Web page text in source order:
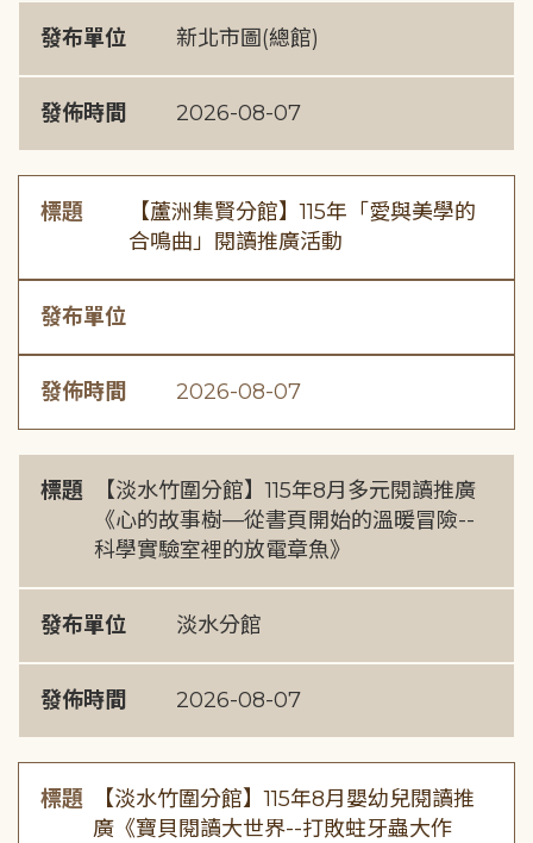
發布單位 新北市圖(總館)
發佈時間 2026-08-07
標題
【蘆洲集賢分館】115年「愛與美學的
合鳴曲」閱讀推廣活動
發布單位
發佈時間 2026-08-07
標題
【淡水竹圍分館】115年8月多元閱讀推廣
《心的故事樹—從書頁開始的溫暖冒險--
科學實驗室裡的放電章魚》
發布單位 淡水分館
發佈時間 2026-08-07
標題
【淡水竹圍分館】115年8月嬰幼兒閱讀推
廣《寶貝閱讀大世界--打敗蛀牙蟲大作